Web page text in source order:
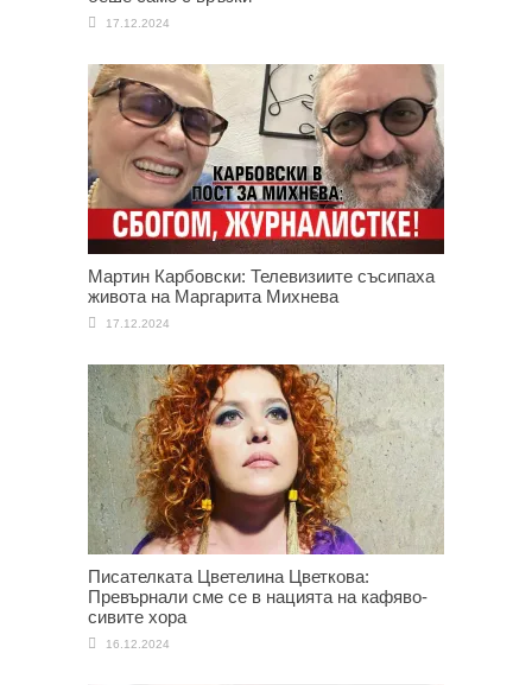
17.12.2024
Мартин Карбовски: Телевизиите съсипаха
живота на Маргарита Михнева
17.12.2024
Писателката Цветелина Цветкова:
Превърнали сме се в нацията на кафяво-
сивите хора
16.12.2024